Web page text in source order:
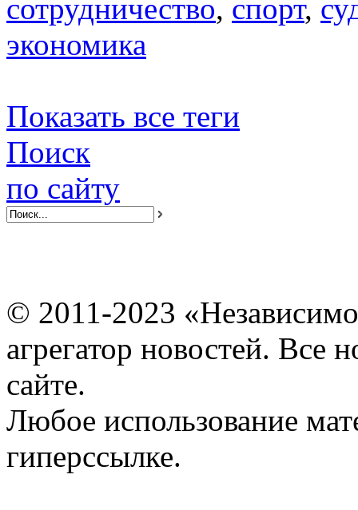
сотрудничество, спорт,
экономика
Показать все теги
Поиск
по сайту
© 2011-2023
агрегатор новостей. Все
сайте.
Любое использование
гиперссылке.